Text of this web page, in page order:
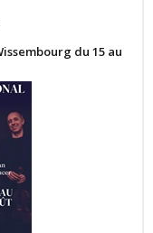
du 15 au